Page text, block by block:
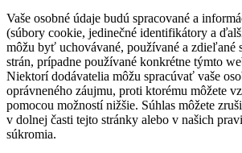
Vaše osobné údaje budú spracované a
(súbory cookie, jedinečné identifikátory a
môžu byť uchovávané, používané a zdieľané
strán, prípadne používané konkrétne týmto
Niektorí dodávatelia môžu spracúvať vaše
oprávneného záujmu, proti ktorému môžete
pomocou možností nižšie. Súhlas môžete
v dolnej časti tejto stránky alebo v našich
súkromia.